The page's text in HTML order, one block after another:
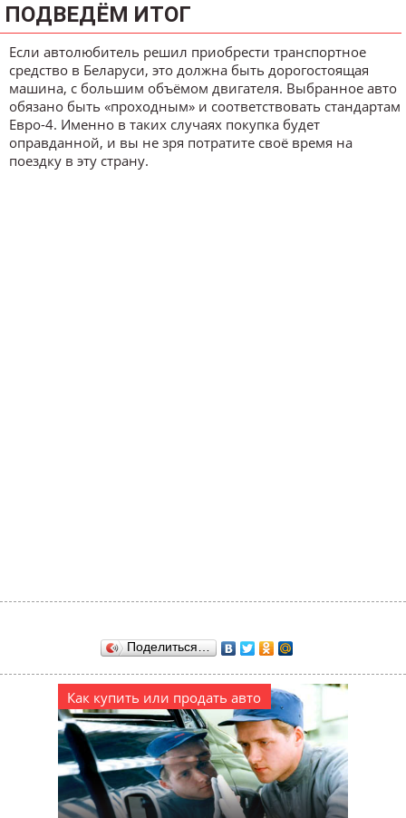
ПОДВЕДЁМ ИТОГ
Если автолюбитель решил приобрести транспортное
средство в Беларуси, это должна быть дорогостоящая
машина, с большим объёмом двигателя. Выбранное авто
обязано быть «проходным» и соответствовать стандартам
Евро-4. Именно в таких случаях покупка будет
оправданной, и вы не зря потратите своё время на
поездку в эту страну.
Поделиться…
Как купить или продать авто